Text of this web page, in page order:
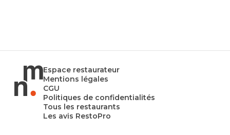
Espace restaurateur
Mentions légales
CGU
Politiques de confidentialités
Tous les restaurants
Les avis RestoPro